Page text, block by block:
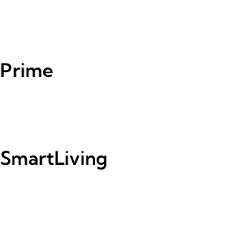
Prime
SmartLiving